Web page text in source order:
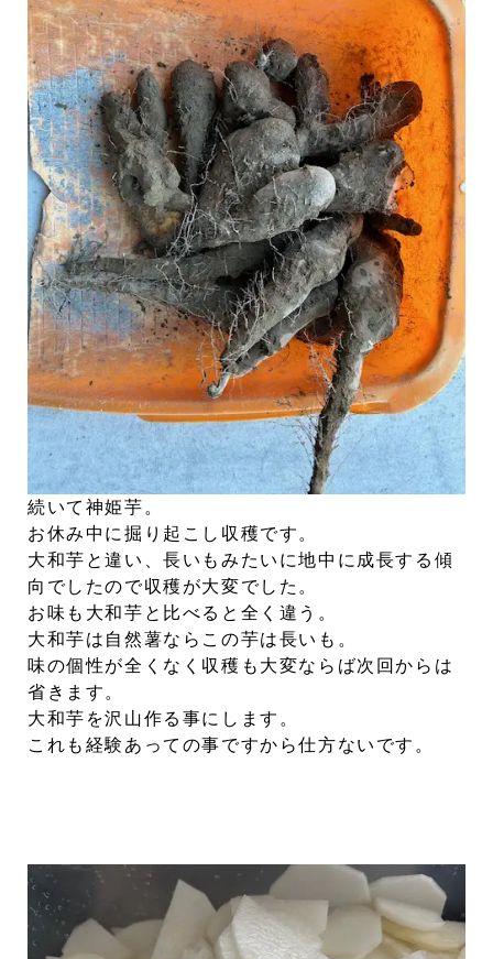
続いて神姫芋。
お休み中に掘り起こし収穫です。
大和芋と違い、長いもみたいに地中に成長する傾
向でしたので収穫が大変でした。
お味も大和芋と比べると全く違う。
大和芋は自然薯ならこの芋は長いも。
味の個性が全くなく収穫も大変ならば次回からは
省きます。
大和芋を沢山作る事にします。
これも経験あっての事ですから仕方ないです。